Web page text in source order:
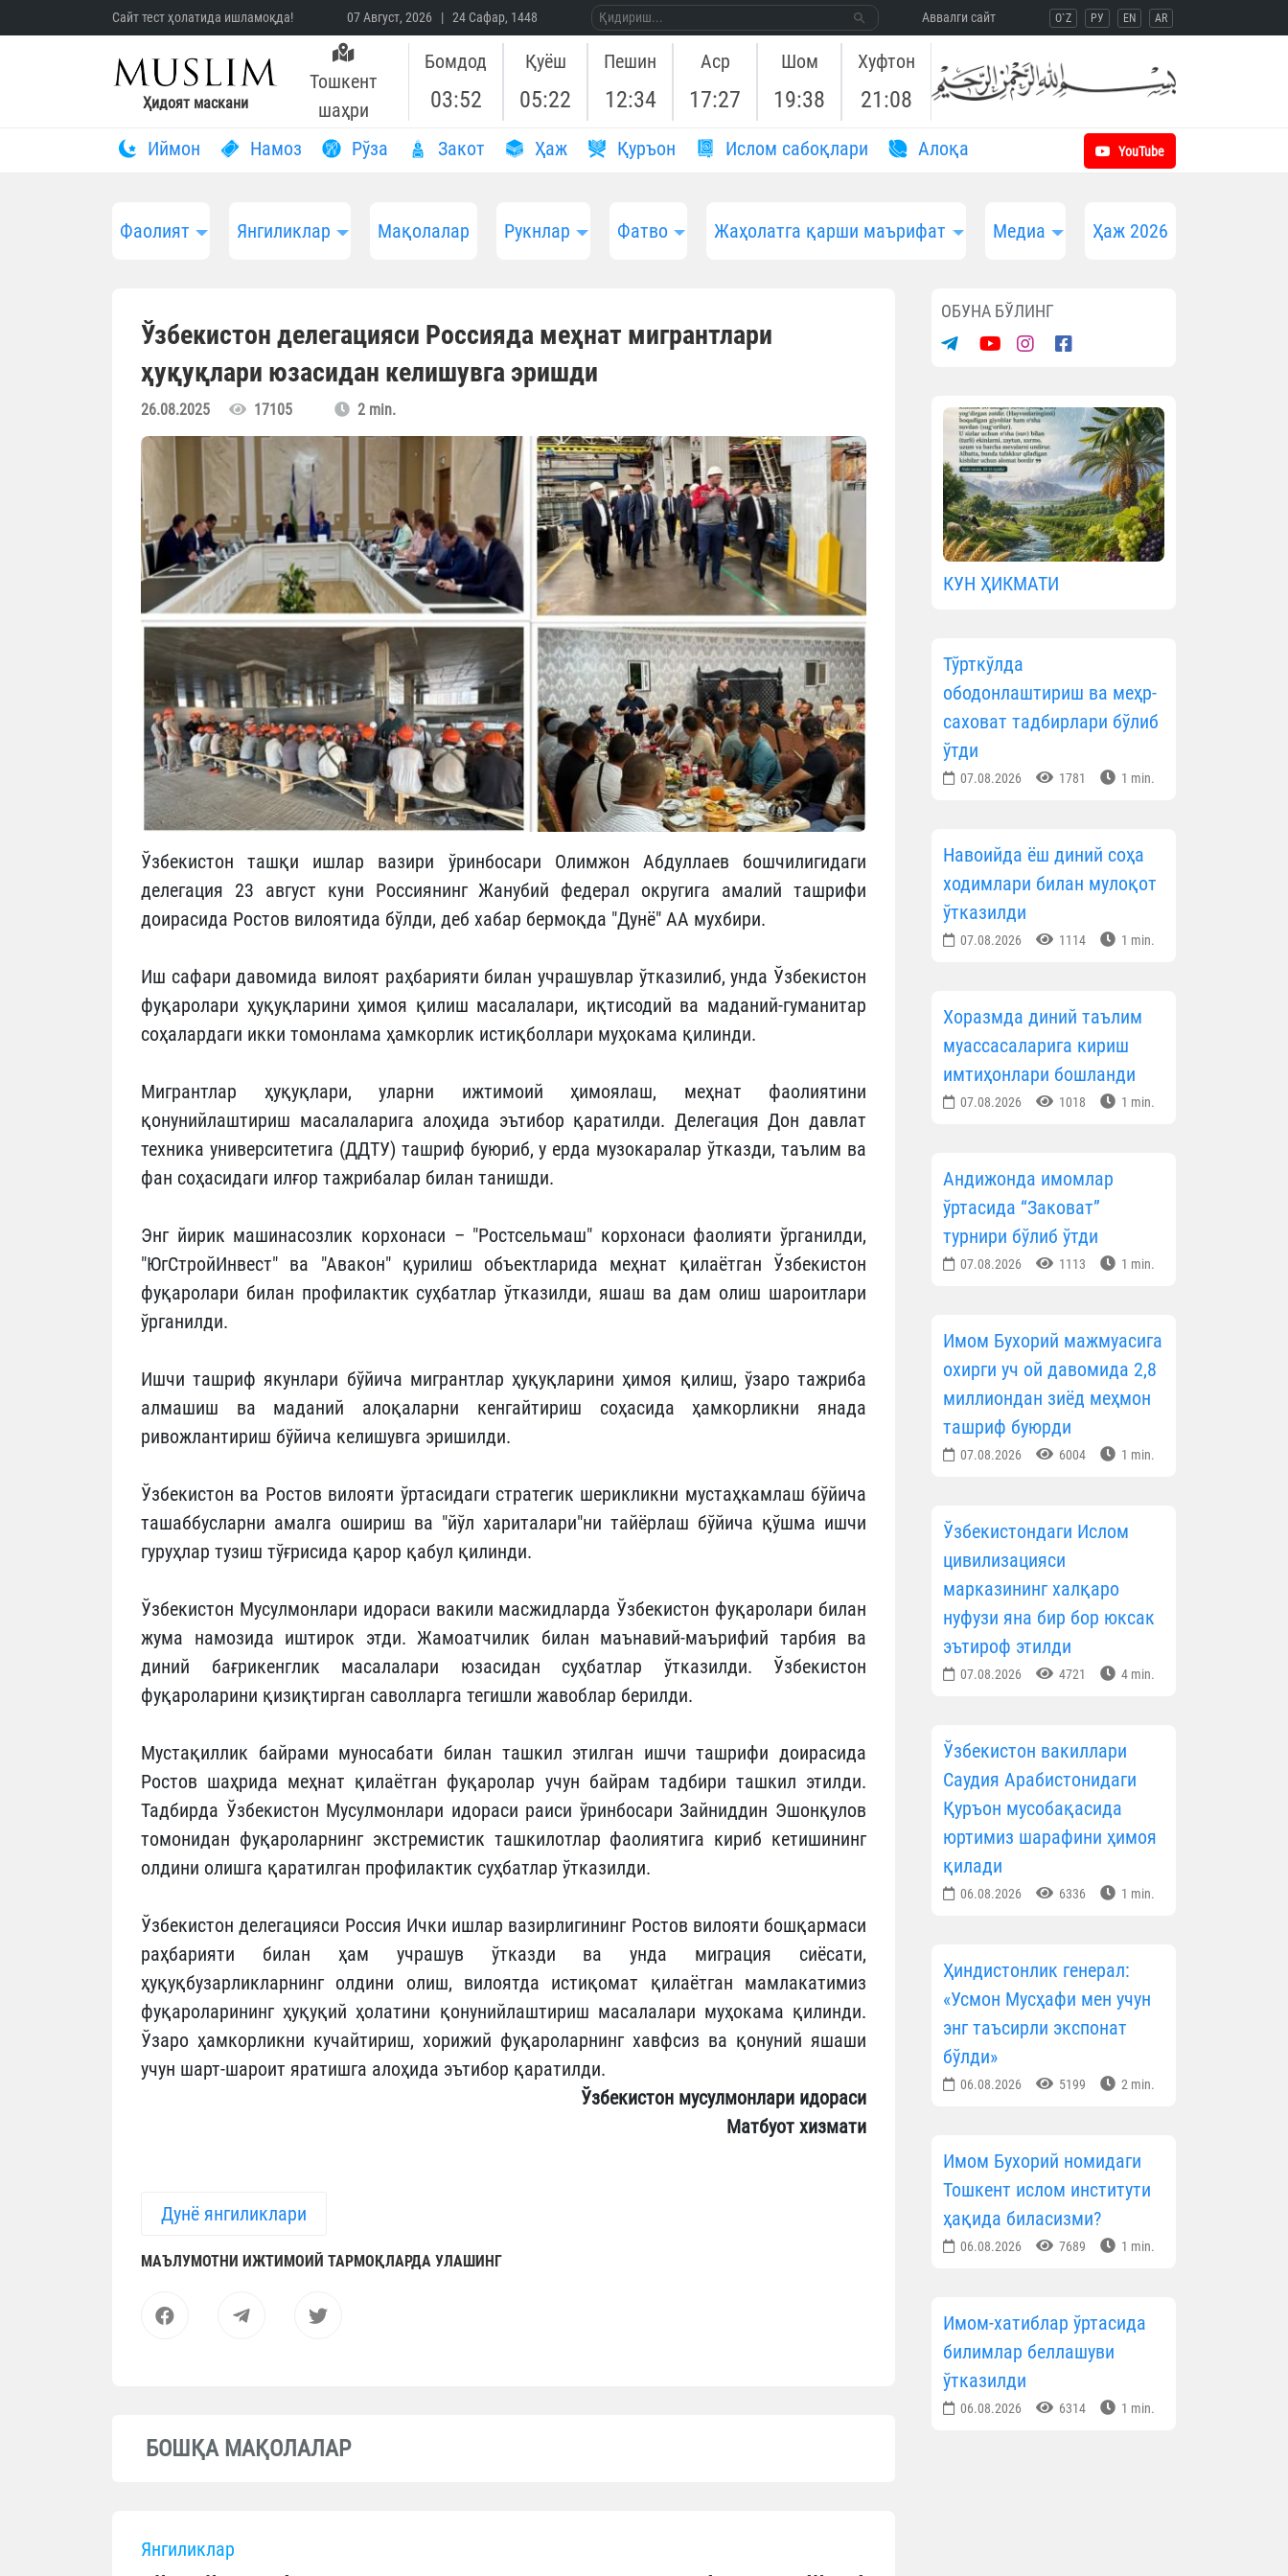
Сайт тест ҳолатида ишламоқда! 07 Август, 2026 | 24 Сафар, 1448 Aввалги сайт O`Z РУ EN AR
Ҳидоят маскани
Тошкент
шаҳри
Бомдод
03:52
Қуёш
05:22
Пешин
12:34
Аср
17:27
Шом
19:38
Хуфтон
21:08
Иймон Намоз Рўза Закот Ҳаж Қуръон Ислом сабоқлари Aлоқа YouTube
Фаолият Янгиликлар Мақолалар Рукнлар Фатво Жаҳолатга қарши маърифат Медиа Ҳаж 2026
Ўзбекистон делегацияси Россияда меҳнат мигрантлари
ҳуқуқлари юзасидан келишувга эришди
26.08.2025 17105 2 min.
Ўзбекистон ташқи ишлар вазири ўринбосари Олимжон Абдуллаев бошчилигидаги
делегация 23 август куни Россиянинг Жанубий федерал округига амалий ташрифи
доирасида Ростов вилоятида бўлди, деб хабар бермоқда "Дунё" АА мухбири.
Иш сафари давомида вилоят раҳбарияти билан учрашувлар ўтказилиб, унда Ўзбекистон
фуқаролари ҳуқуқларини ҳимоя қилиш масалалари, иқтисодий ва маданий-гуманитар
соҳалардаги икки томонлама ҳамкорлик истиқболлари муҳокама қилинди.
Мигрантлар ҳуқуқлари, уларни ижтимоий ҳимоялаш, меҳнат фаолиятини
қонунийлаштириш масалаларига алоҳида эътибор қаратилди. Делегация Дон давлат
техника университетига (ДДТУ) ташриф буюриб, у ерда музокаралар ўтказди, таълим ва
фан соҳасидаги илғор тажрибалар билан танишди.
Энг йирик машинасозлик корхонаси – "Ростсельмаш" корхонаси фаолияти ўрганилди,
"ЮгСтройИнвест" ва "Авакон" қурилиш объектларида меҳнат қилаётган Ўзбекистон
фуқаролари билан профилактик суҳбатлар ўтказилди, яшаш ва дам олиш шароитлари
ўрганилди.
Ишчи ташриф якунлари бўйича мигрантлар ҳуқуқларини ҳимоя қилиш, ўзаро тажриба
алмашиш ва маданий алоқаларни кенгайтириш соҳасида ҳамкорликни янада
ривожлантириш бўйича келишувга эришилди.
Ўзбекистон ва Ростов вилояти ўртасидаги стратегик шерикликни мустаҳкамлаш бўйича
ташаббусларни амалга ошириш ва "йўл хариталари"ни тайёрлаш бўйича қўшма ишчи
гуруҳлар тузиш тўғрисида қарор қабул қилинди.
Ўзбекистон Мусулмонлари идораси вакили масжидларда Ўзбекистон фуқаролари билан
жума намозида иштирок этди. Жамоатчилик билан маънавий-маърифий тарбия ва
диний бағрикенглик масалалари юзасидан суҳбатлар ўтказилди. Ўзбекистон
фуқароларини қизиқтирган саволларга тегишли жавоблар берилди.
Мустақиллик байрами муносабати билан ташкил этилган ишчи ташрифи доирасида
Ростов шаҳрида меҳнат қилаётган фуқаролар учун байрам тадбири ташкил этилди.
Тадбирда Ўзбекистон Мусулмонлари идораси раиси ўринбосари Зайниддин Эшонқулов
томонидан фуқароларнинг экстремистик ташкилотлар фаолиятига кириб кетишининг
олдини олишга қаратилган профилактик суҳбатлар ўтказилди.
Ўзбекистон делегацияси Россия Ички ишлар вазирлигининг Ростов вилояти бошқармаси
раҳбарияти билан ҳам учрашув ўтказди ва унда миграция сиёсати,
ҳуқуқбузарликларнинг олдини олиш, вилоятда истиқомат қилаётган мамлакатимиз
фуқароларининг ҳуқуқий ҳолатини қонунийлаштириш масалалари муҳокама қилинди.
Ўзаро ҳамкорликни кучайтириш, хорижий фуқароларнинг хавфсиз ва қонуний яшаши
учун шарт-шароит яратишга алоҳида эътибор қаратилди.
Ўзбекистон мусулмонлари идораси
Матбуот хизмати
Дунё янгиликлари
МАЪЛУМОТНИ ИЖТИМОИЙ ТАРМОҚЛАРДА УЛАШИНГ
БОШҚА МАҚОЛАЛАР
Янгиликлар
ОБУНА БЎЛИНГ
КУН ҲИКМАТИ
Тўрткўлда
ободонлаштириш ва меҳр-
саховат тадбирлари бўлиб
ўтди
07.08.2026 1781 1 min.
Навоийда ёш диний соҳа
ходимлари билан мулоқот
ўтказилди
07.08.2026 1114 1 min.
Хоразмда диний таълим
муассасаларига кириш
имтиҳонлари бошланди
07.08.2026 1018 1 min.
Андижонда имомлар
ўртасида “Заковат”
турнири бўлиб ўтди
07.08.2026 1113 1 min.
Имом Бухорий мажмуасига
охирги уч ой давомида 2,8
миллиондан зиёд меҳмон
ташриф буюрди
07.08.2026 6004 1 min.
Ўзбекистондаги Ислом
цивилизацияси
марказининг халқаро
нуфузи яна бир бор юксак
эътироф этилди
07.08.2026 4721 4 min.
Ўзбекистон вакиллари
Саудия Арабистонидаги
Қуръон мусобақасида
юртимиз шарафини ҳимоя
қилади
06.08.2026 6336 1 min.
Ҳиндистонлик генерал:
«Усмон Мусҳафи мен учун
энг таъсирли экспонат
бўлди»
06.08.2026 5199 2 min.
Имом Бухорий номидаги
Тошкент ислом институти
ҳақида биласизми?
06.08.2026 7689 1 min.
Имом-хатиблар ўртасида
билимлар беллашуви
ўтказилди
06.08.2026 6314 1 min.